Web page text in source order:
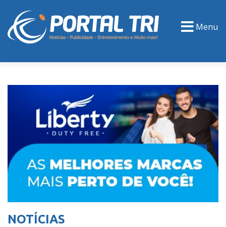
Menu
NOTÍCIAS